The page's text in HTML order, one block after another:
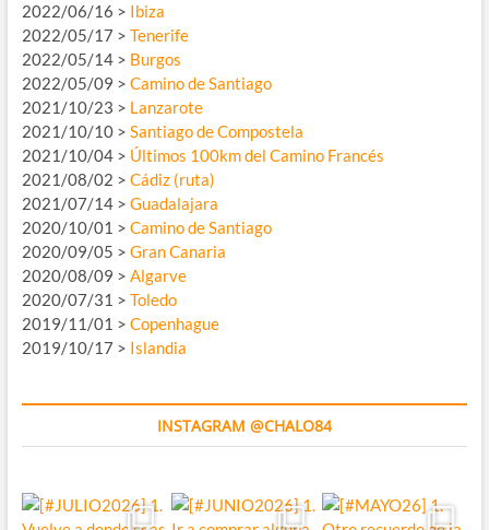
2022/06/16 > Ibiza
2022/05/17 > Tenerife
2022/05/14 > Burgos
2022/05/09 > Camino de Santiago
2021/10/23 > Lanzarote
2021/10/10 > Santiago de Compostela
2021/10/04 > Últimos 100km del Camino Francés
2021/08/02 > Cádiz (ruta)
2021/07/14 > Guadalajara
2020/10/01 > Camino de Santiago
2020/09/05 > Gran Canaria
2020/08/09 > Algarve
2020/07/31 > Toledo
2019/11/01 > Copenhague
2019/10/17 > Islandia
INSTAGRAM @CHALO84